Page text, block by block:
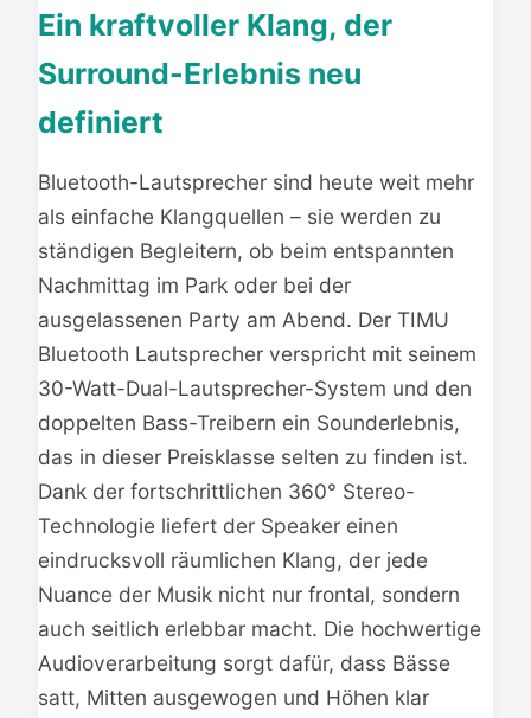
Ein kraftvoller Klang, der
Surround-Erlebnis neu
definiert
Bluetooth-Lautsprecher sind heute weit mehr
als einfache Klangquellen – sie werden zu
ständigen Begleitern, ob beim entspannten
Nachmittag im Park oder bei der
ausgelassenen Party am Abend. Der TIMU
Bluetooth Lautsprecher verspricht mit seinem
30-Watt-Dual-Lautsprecher-System und den
doppelten Bass-Treibern ein Sounderlebnis,
das in dieser Preisklasse selten zu finden ist.
Dank der fortschrittlichen 360° Stereo-
Technologie liefert der Speaker einen
eindrucksvoll räumlichen Klang, der jede
Nuance der Musik nicht nur frontal, sondern
auch seitlich erlebbar macht. Die hochwertige
Audioverarbeitung sorgt dafür, dass Bässe
satt, Mitten ausgewogen und Höhen klar